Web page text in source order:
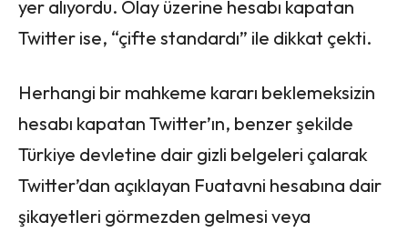
yer alıyordu. Olay üzerine hesabı kapatan
Twitter ise, “çifte standardı” ile dikkat çekti.
Herhangi bir mahkeme kararı beklemeksizin
hesabı kapatan Twitter’ın, benzer şekilde
Türkiye devletine dair gizli belgeleri çalarak
Twitter’dan açıklayan Fuatavni hesabına dair
şikayetleri görmezden gelmesi veya